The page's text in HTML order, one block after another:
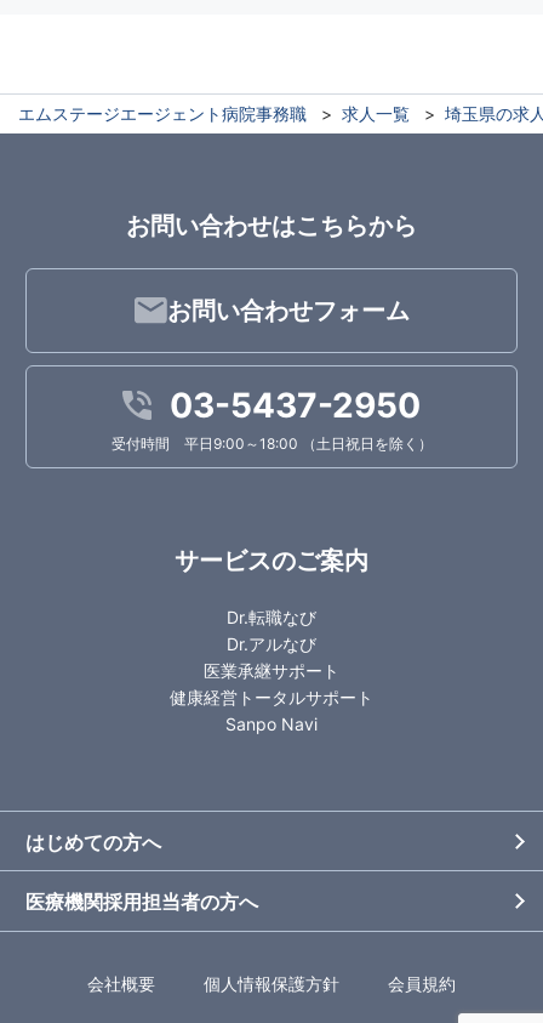
エムステージエージェント病院事務職 求人一覧 埼玉県の求
お問い合わせはこちらから
お問い合わせフォーム
03-5437-2950
受付時間 平日9:00～18:00 （土日祝日を除く）
サービスのご案内
Dr.転職なび
Dr.アルなび
医業承継サポート
健康経営トータルサポート
Sanpo Navi
はじめての方へ
医療機関採用担当者の方へ
会社概要 個人情報保護方針 会員規約